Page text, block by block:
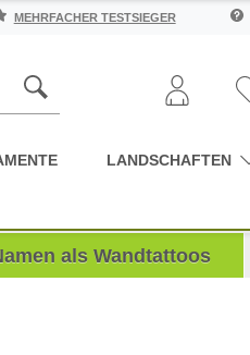
MEHRFACHER TESTSIEGER
LANDSCHAFTEN
als Wandtattoos